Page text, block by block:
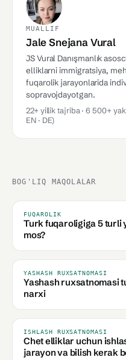
MUALLIF
Jale Snejana Vural
JS Vural Danışmanlık
elliklarni immigratsiya,
fuqarolik jarayonlarida
sopravojdayotgan.
22+ yillik tajriba · 6 500+
EN · DE)
BOG'LIQ MAQOLALAR
FUQAROLIK
Turk fuqaroligiga 5 turli
mos?
YASHASH RUXSATNOMASI
Yashash ruxsatnomasi
narxi
ISHLASH RUXSATNOMASI
Chet elliklar uchun
jarayon va bilish kerak